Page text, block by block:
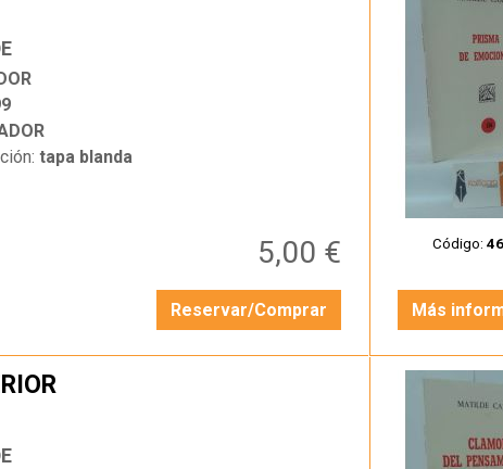
tapa blanda
5,00 €
Reservar/Comprar
Código:
Más